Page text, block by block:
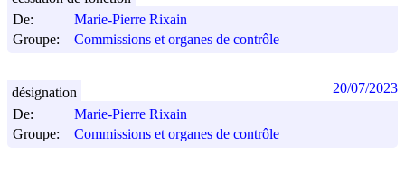
De:
Marie-Pierre Rixain
Groupe:
Commissions et organes de contrôle
De:
Marie-Pierre Rixain
Groupe:
Commissions et organes de contrôle
désignation 20/07/2023